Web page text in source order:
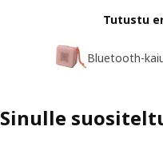
Tutustu
Bluetooth-
Sinulle